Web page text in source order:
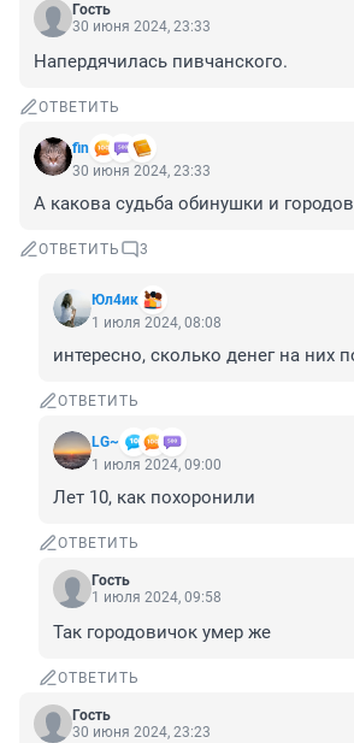
Гость
30 июня 2024, 23:33
Напердячилась пивчанского.
ОТВЕТИТЬ
fin
30 июня 2024, 23:33
А какова судьба обинушки и
ОТВЕТИТЬ 3
Юл4ик
1 июля 2024, 08:08
интересно, сколько денег на них
ОТВЕТИТЬ
LG~
1 июля 2024, 09:00
Лет 10, как похоронили
ОТВЕТИТЬ
Гость
1 июля 2024, 09:58
Так городовичок умер же
ОТВЕТИТЬ
Гость
30 июня 2024, 23:23